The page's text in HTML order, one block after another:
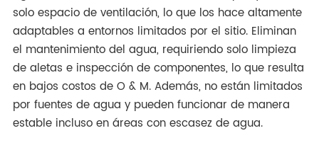
solo espacio de ventilación, lo que los hace altamente
adaptables a entornos limitados por el sitio. Eliminan
el mantenimiento del agua, requiriendo solo limpieza
de aletas e inspección de componentes, lo que resulta
en bajos costos de O & M. Además, no están limitados
por fuentes de agua y pueden funcionar de manera
estable incluso en áreas con escasez de agua.